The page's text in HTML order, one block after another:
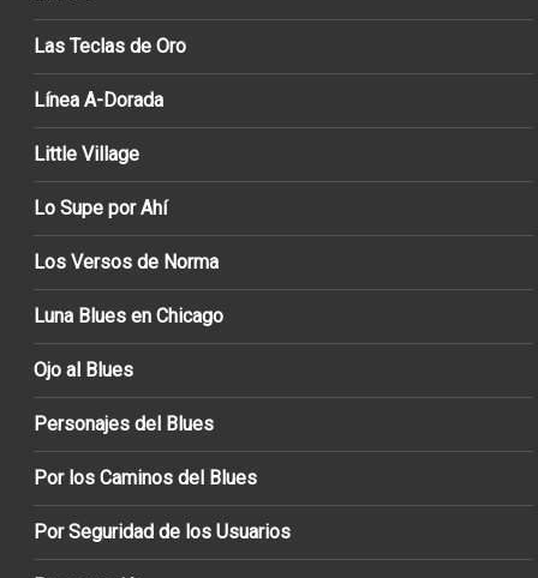
Las Teclas de Oro
Línea A-Dorada
Little Village
Lo Supe por Ahí
Los Versos de Norma
Luna Blues en Chicago
Ojo al Blues
Personajes del Blues
Por los Caminos del Blues
Por Seguridad de los Usuarios